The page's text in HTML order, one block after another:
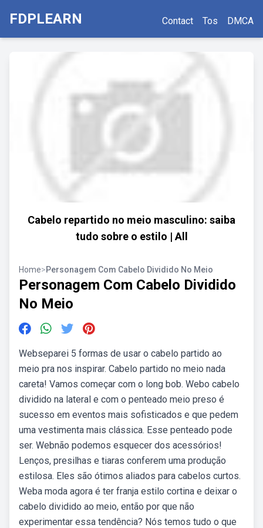
FDPLEARN Contact Tos DMCA
Cabelo repartido no meio masculino: saiba
tudo sobre o estilo | All
Home>Personagem Com Cabelo Dividido No Meio
Personagem Com Cabelo Dividido
No Meio
Webseparei 5 formas de usar o cabelo partido ao
meio pra nos inspirar. Cabelo partido no meio nada
careta! Vamos começar com o long bob. Webo cabelo
dividido na lateral e com o penteado meio preso é
sucesso em eventos mais sofisticados e que pedem
uma vestimenta mais clássica. Esse penteado pode
ser. Webnão podemos esquecer dos acessórios!
Lenços, presilhas e tiaras conferem uma produção
estilosa. Eles são ótimos aliados para cabelos curtos.
Weba moda agora é ter franja estilo cortina e deixar o
cabelo dividido ao meio, então por que não
experimentar essa tendência? Nós temos tudo o que